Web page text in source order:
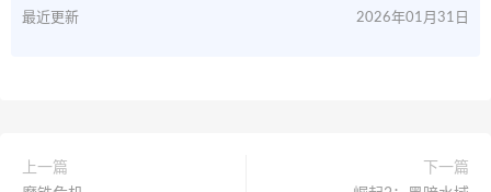
最近更新 2026年01月31日
上一篇
下一篇